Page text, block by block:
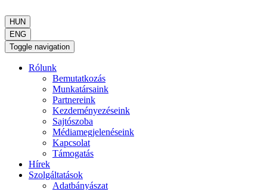
HUN
ENG
Toggle navigation
Rólunk
Bemutatkozás
Munkatársaink
Partnereink
Kezdeményezéseink
Sajtószoba
Médiamegjelenéseink
Kapcsolat
Támogatás
Hírek
Szolgáltatások
Adatbányászat